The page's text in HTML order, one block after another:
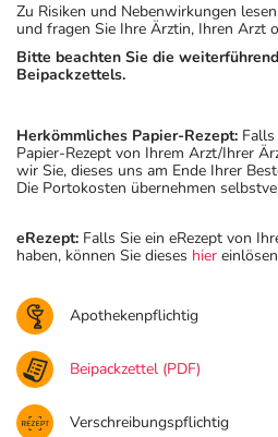
Zu Risiken und Nebenwirkungen
und fragen Sie Ihre Ärztin, Ihren Arzt
Bitte beachten Sie die
Beipackzettels.
Herkömmliches Papier-Rezept:
Papier-Rezept von Ihrem Arzt/Ihrer
wir Sie, dieses uns am Ende Ihrer
Die Portokosten übernehmen
eRezept: Falls Sie ein eRezept von
haben, können Sie dieses hier
Apothekenpflichtig
Beipackzettel (PDF)
Verschreibungspflichtig